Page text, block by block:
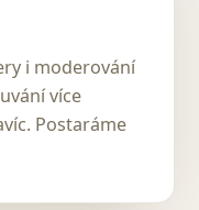
i moderování
více
Postaráme